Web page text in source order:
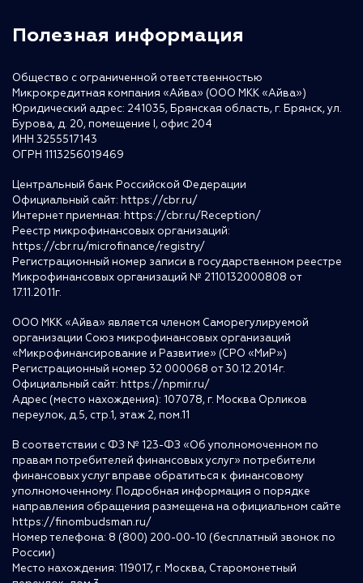
Полезная информация
Общество с ограниченной ответственностью
Микрокредитная компания «Айва» (ООО МКК «Айва»)
Юридический адрес: 241035, Брянская область, г. Брянск, ул.
Бурова, д. 20, помещение I, офис 204
ИНН 3255517143
ОГРН 1113256019469
Центральный банк Российской Федерации
Официальный сайт: https://cbr.ru/
Интернет приемная: https://cbr.ru/Reception/
Реестр микрофинансовых организаций:
https://cbr.ru/microfinance/registry/
Регистрационный номер записи в государственном реестре
Микрофинансовых организаций № 2110132000808 от
17.11.2011г.
ООО МКК «Айва» является членом Саморегулируемой
организации Союз микрофинансовых организаций
«Микрофинансирование и Развитие» (СРО «МиР»)
Регистрационный номер 32 000068 от 30.12.2014г.
Официальный сайт: https://npmir.ru/
Адрес (место нахождения): 107078, г. Москва Орликов
переулок, д.5, стр.1, этаж 2, пом.11
В соответствии с ФЗ № 123-ФЗ «Об уполномоченном по
правам потребителей финансовых услуг» потребители
финансовых услуг вправе обратиться к финансовому
уполномоченному. Подробная информация о порядке
направления обращения размещена на официальном сайте
https://finombudsman.ru/
Номер телефона: 8 (800) 200-00-10 (бесплатный звонок по
России)
Место нахождения: 119017, г. Москва, Старомонетный